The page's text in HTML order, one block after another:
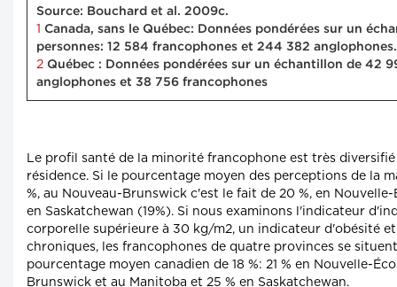
Source: Bouchard et al. 2009c.
1 Canada, sans le Québec: Données pondérées sur un
personnes: 12 584 francophones et 244 382 anglophones.
2 Québec : Données pondérées sur un échantillon de 42
anglophones et 38 756 francophones
Le profil santé de la minorité francophone est très
résidence. Si le pourcentage moyen des perceptions de la
%, au Nouveau-Brunswick c'est le fait de 20 %, en Nouvelle-
en Saskatchewan (19%). Si nous examinons l'indicateur
corporelle supérieure à 30 kg/m2, un indicateur d'obésité et
chroniques, les francophones de quatre provinces se
pourcentage moyen canadien de 18 %: 21 % en Nouvelle-
Brunswick et au Manitoba et 25 % en Saskatchewan.